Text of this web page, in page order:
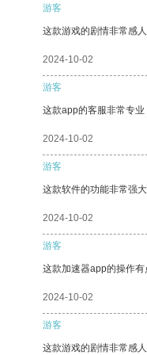
游客
这款游戏的剧情非常感
2024-10-02
游客
这款app的客服非常专
2024-10-02
游客
这款软件的功能非常强
2024-10-02
游客
这款加速器app的操作
2024-10-02
游客
这款游戏的剧情非常感